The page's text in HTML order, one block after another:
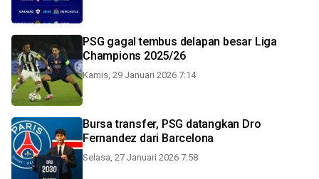
PSG gagal tembus delapan besar Liga
Champions 2025/26
Kamis, 29 Januari 2026 7:14
Bursa transfer, PSG datangkan Dro
Fernandez dari Barcelona
Selasa, 27 Januari 2026 7:58